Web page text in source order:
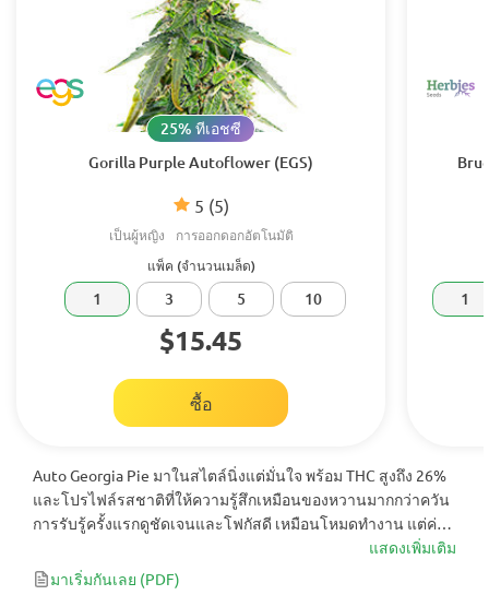
Gorilla Purple Autoflower (EGS)
5 (5)
25% ทีเอชซี
เป็นผู้หญิง การออกดอกอัตโนมัติ
แพ็ค (จำนวนเมล็ด)
1 3 5 10
$15.45
ซื้อ
1
Auto Georgia Pie มาในสไตล์นิ่งแต่มั่นใจ พร้อม THC สูงถึง 26%
และโปรไฟล์รสชาติที่ให้ความรู้สึกเหมือนของหวานมากกว่าควัน
การรับรู้ครั้งแรกดูชัดเจนและโฟกัสดี เหมือนโหมดทำงาน แต่ค่อย
ๆ เปลี่ยนเป็นความผ่อนคลายที่นุ่มขึ้น เป็นสายพันธุ์ที่ทำให้หัวโล่ง
ในขณะที่ร่างกายค่อย ๆ คลายตัวตามจังหวะของตัวเอง
แสดงเพิ่มเติม
มาเริ่มกันเลย (PDF)